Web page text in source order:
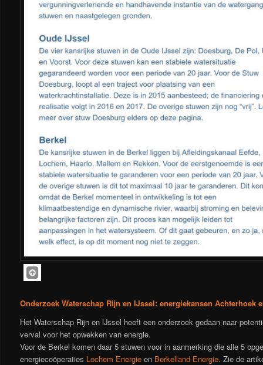
Onderzoek Waterschap Rijn en IJssel: energiekansen Achterhoek
Het Waterschap Rijn en IJssel heeft een onderzoek gedaan naar
verval voor het opwekken van energie.
Voor de Berkel komen daar 5 stuwen voor in aanmerking die alle 5
energiecoöperaties Lochem Energie en Berkelland Energie. Zie de